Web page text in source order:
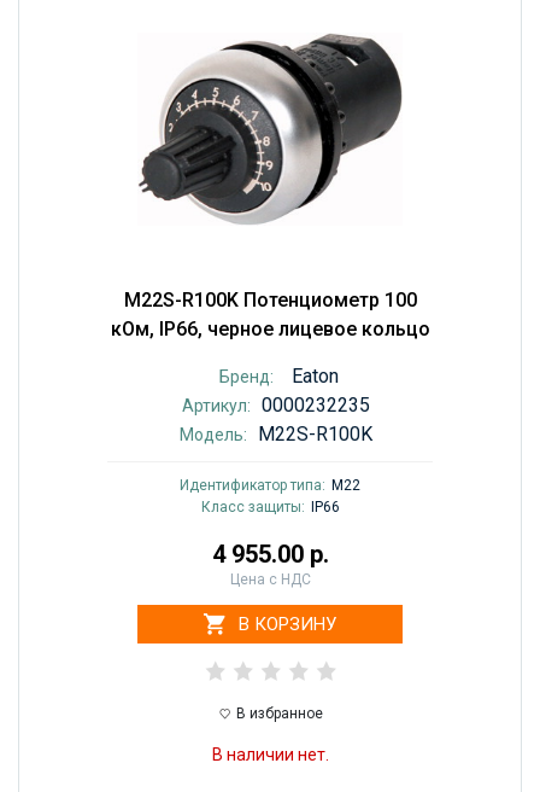
M22S-R100K Потенциометр 100
кОм, IP66, черное лицевое кольцо
Бренд: Eaton
Артикул: 0000232235
Модель: M22S-R100K
Идентификатор типа: M22
Класс защиты:
IP66
4 955.00 р.
Цена с НДС
В КОРЗИНУ
В избранное
В наличии нет.